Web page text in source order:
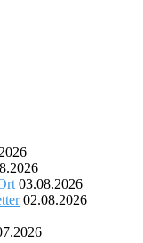
03.08.2026
02.08.2026